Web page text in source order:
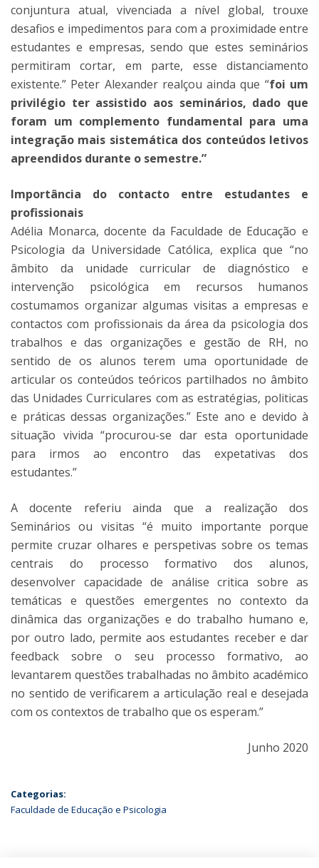
conjuntura atual, vivenciada a nível global, trouxe
desafios e impedimentos para com a proximidade entre
estudantes e empresas, sendo que estes seminários
permitiram cortar, em parte, esse distanciamento
existente.” Peter Alexander realçou ainda que “foi um
privilégio ter assistido aos seminários, dado que
foram um complemento fundamental para uma
integração mais sistemática dos conteúdos letivos
apreendidos durante o semestre.”
Importância do contacto entre estudantes e
profissionais
Adélia Monarca, docente da Faculdade de Educação e
Psicologia da Universidade Católica, explica que “no
âmbito da unidade curricular de diagnóstico e
intervenção psicológica em recursos humanos
costumamos organizar algumas visitas a empresas e
contactos com profissionais da área da psicologia dos
trabalhos e das organizações e gestão de RH, no
sentido de os alunos terem uma oportunidade de
articular os conteúdos teóricos partilhados no âmbito
das Unidades Curriculares com as estratégias, politicas
e práticas dessas organizações.” Este ano e devido à
situação vivida “procurou-se dar esta oportunidade
para irmos ao encontro das expetativas dos
estudantes.”
A docente referiu ainda que a realização dos
Seminários ou visitas “é muito importante porque
permite cruzar olhares e perspetivas sobre os temas
centrais do processo formativo dos alunos,
desenvolver capacidade de análise critica sobre as
temáticas e questões emergentes no contexto da
dinâmica das organizações e do trabalho humano e,
por outro lado, permite aos estudantes receber e dar
feedback sobre o seu processo formativo, ao
levantarem questões trabalhadas no âmbito académico
no sentido de verificarem a articulação real e desejada
com os contextos de trabalho que os esperam.”
Junho 2020
Categorias:
Faculdade de Educação e Psicologia